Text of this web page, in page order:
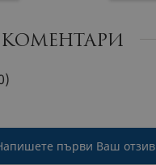
КОМЕНТАРИ
първи Ваш отзив